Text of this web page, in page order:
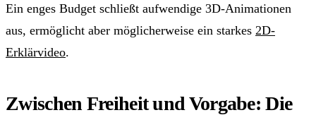
Ein enges Budget schließt aufwendige 3D-Animationen
aus, ermöglicht aber möglicherweise ein starkes 2D-
Erklärvideo.
Zwischen Freiheit und Vorgabe: Die